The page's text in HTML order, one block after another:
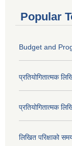
Popular
Budget and
प्रतियोगितात्मक
प्रतियोगितात्मक
लिखित परिक्षाको